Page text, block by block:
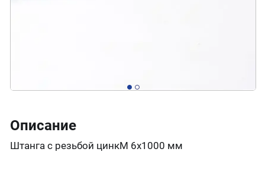
Описание
Штанга с резьбой цинкМ 6х1000 мм